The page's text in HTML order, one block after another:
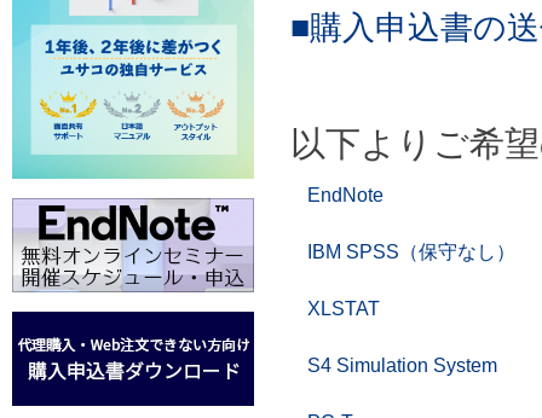
■購入申込書の
以下よりご希
EndNote
IBM SPSS（保守なし）
XLSTAT
S4 Simulation System